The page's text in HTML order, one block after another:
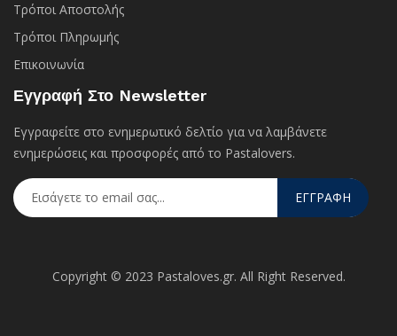
Τρόποι Αποστολής
Τρόποι Πληρωμής
Επικοινωνία
Εγγραφή Στο Newsletter
Εγγραφείτε στο ενημερωτικό δελτίο για να λαμβάνετε
ενημερώσεις και προσφορές από το Pastalovers.
ΕΓΓΡΑΦΗ
Copyright © 2023 Pastaloves.gr. All Right Reserved.